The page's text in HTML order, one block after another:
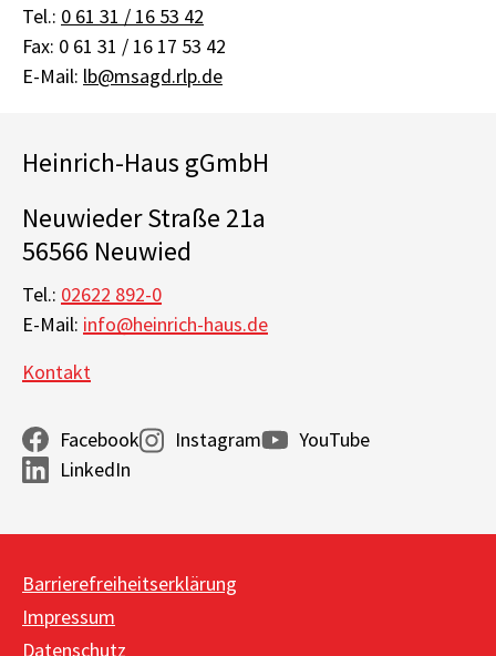
Tel.: 0 61 31 / 16 53 42
Fax: 0 61 31 / 16 17 53 42
E-Mail: lb@msagd.rlp.de
Heinrich-Haus gGmbH
Neuwieder Straße 21a
56566 Neuwied
Tel.: 02622 892-0
E-Mail: info@heinrich-haus.de
Kontakt
Facebook Instagram
YouTube
LinkedIn
Barrierefreiheitserklärung
Impressum
Datenschutz